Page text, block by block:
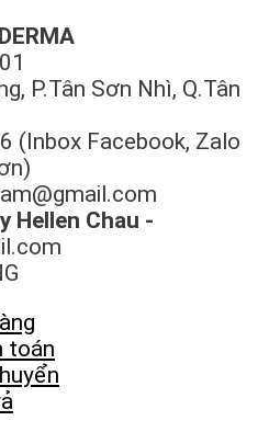
P.Tân Sơn Nhì, Q.Tân
(Inbox Facebook, Zalo
Hellen Chau -
toán